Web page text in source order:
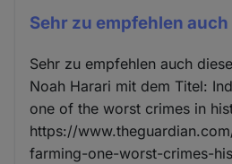
Sehr zu empfehlen
Sehr zu empfehlen auch
Noah Harari mit dem Titel:
one of the worst crimes in
https://
farming-one-worst-crimes-